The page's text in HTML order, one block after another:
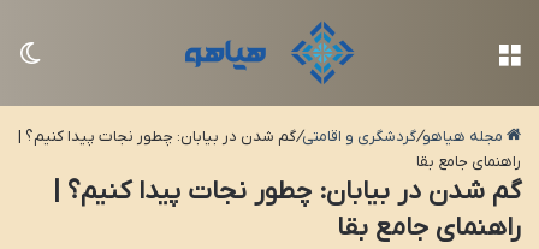
مجله هیاهو/گردشگری و اقامتی/گم شدن در بیابان: چطور نجات پیدا کنیم؟ |
راهنمای جامع بقا
گم شدن در بیابان: چطور نجات پیدا کنیم؟ |
راهنمای جامع بقا